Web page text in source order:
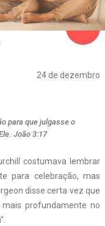
24 de dezembro
para que julgasse o
João 3:17
costumava lembrar
para celebração, mas
disse certa vez que
profundamente no
navigate_next